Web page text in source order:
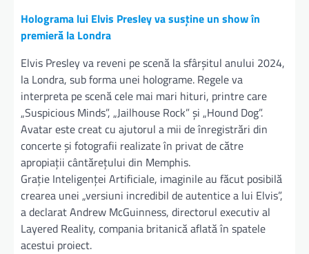
Holograma lui Elvis Presley va susține un show în
premieră la Londra
Elvis Presley va reveni pe scenă la sfârşitul anului 2024,
la Londra, sub forma unei holograme. Regele va
interpreta pe scenă cele mai mari hituri, printre care
„Suspicious Minds”, „Jailhouse Rock” şi „Hound Dog”.
Avatar este creat cu ajutorul a mii de înregistrări din
concerte şi fotografii realizate în privat de către
apropiaţii cântăreţului din Memphis.
Graţie Inteligenţei Artificiale, imaginile au făcut posibilă
crearea unei „versiuni incredibil de autentice a lui Elvis”,
a declarat Andrew McGuinness, directorul executiv al
Layered Reality, compania britanică aflată în spatele
acestui proiect.